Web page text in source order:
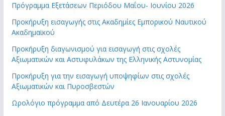
Πρόγραμμα Εξετάσεων Περιόδου Μαΐου- Ιουνίου 2026
Προκήρυξη εισαγωγής στις Ακαδημίες Εμπορικού Ναυτικού
Ακαδημαϊκού
Προκήρυξη διαγωνισμού για εισαγωγή στις σχολές
Αξιωματικών και Αστυφυλάκων της Ελληνικής Αστυνομίας
Προκήρυξη για την εισαγωγή υποψηφίων στις σχολές
Αξιωματικών και Πυροσβεστών
Ωρολόγιο πρόγραμμα από Δευτέρα 26 Ιανουαρίου 2026